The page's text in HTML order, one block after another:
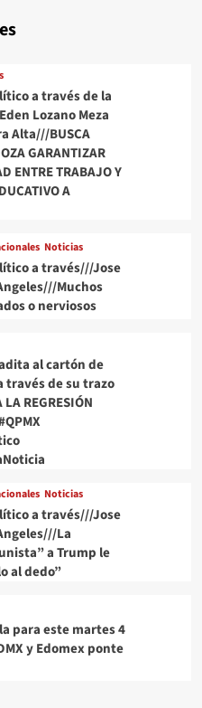
a través de la
Lozano Meza
Alta///BUSCA
GARANTIZAR
ENTRE TRABAJO Y
A
Noticias
a través///Jose
Muchos
o nerviosos
al cartón de
través de su trazo
REGRESIÓN
Noticias
a través///Jose
La
a Trump le
al dedo”
para este martes 4
y Edomex ponte